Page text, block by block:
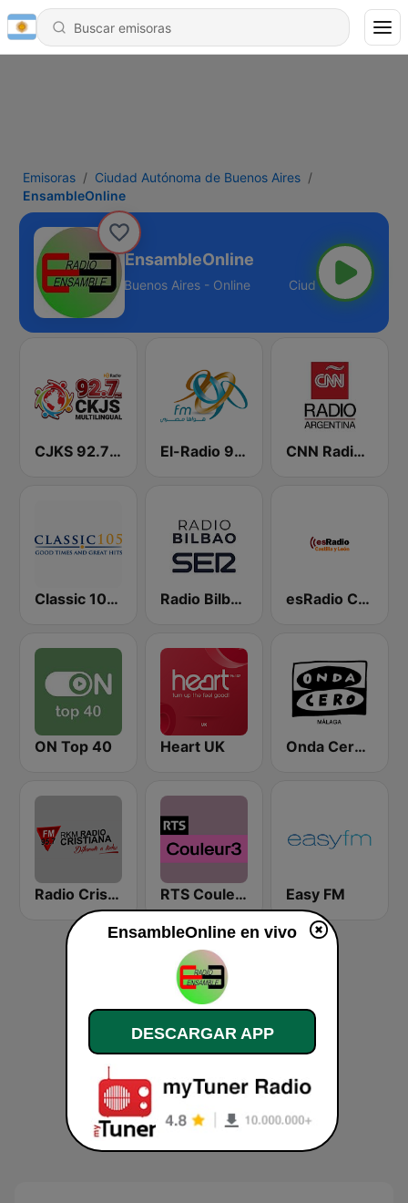
Emisoras
Ciudad Autónoma de Buenos Aires
EnsambleOnline
EnsambleOnline
Autónoma de Buenos Aires - Online
CJKS 92.7 FM El-Radio‎ 9090 (الراديو٩٠٩٠) CNN Radio Argentina
Classic 105 FM Radio Bilbao SER esRadio Castilla y Leon
ON Top 40 Heart UK Onda Cero Málaga
Radio Cristiana RTS Couleur 3 Easy FM
EnsambleOnline en vivo
DESCARGAR APP